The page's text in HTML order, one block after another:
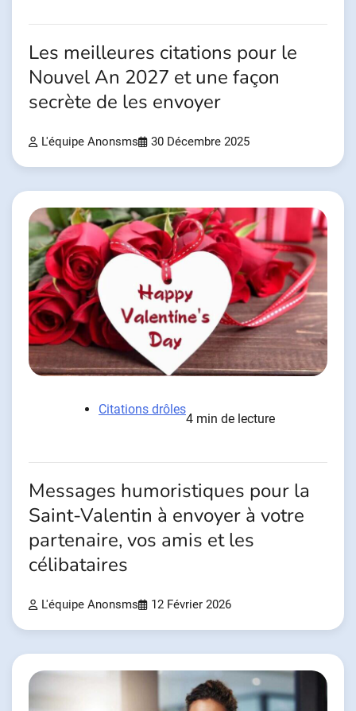
Les meilleures citations pour le
Nouvel An 2027 et une façon
secrète de les envoyer
L'équipe Anonsms 30 Décembre 2025
Citations drôles
4 min de lecture
Messages humoristiques pour la
Saint-Valentin à envoyer à votre
partenaire, vos amis et les
célibataires
L'équipe Anonsms 12 Février 2026